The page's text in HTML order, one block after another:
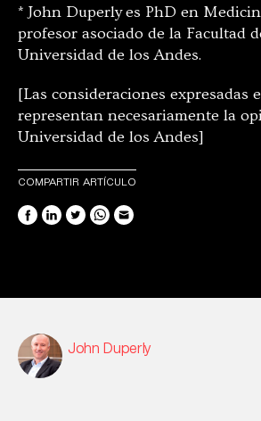
* John Duperly es PhD en
profesor asociado de la Facultad
Universidad de los Andes.
[Las consideraciones expresadas
representan necesariamente la
Universidad de los Andes]
COMPARTIR ARTÍCULO
John Duperly